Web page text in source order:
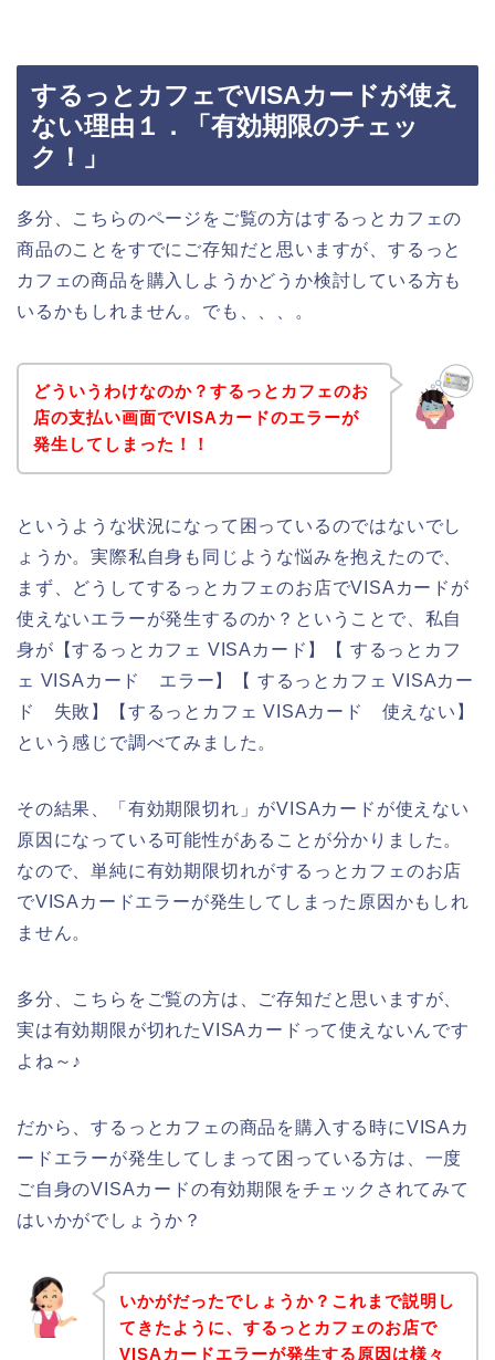
するっとカフェでVISAカードが使え
ない理由１．「有効期限のチェッ
ク！」
多分、こちらのページをご覧の方はするっとカフェの
商品のことをすでにご存知だと思いますが、するっと
カフェの商品を購入しようかどうか検討している方も
いるかもしれません。でも、、、。
どういうわけなのか？するっとカフェのお
店の支払い画面でVISAカードのエラーが
発生してしまった！！
というような状況になって困っているのではないでし
ょうか。実際私自身も同じような悩みを抱えたので、
まず、どうしてするっとカフェのお店でVISAカードが
使えないエラーが発生するのか？ということで、私自
身が【するっとカフェ VISAカード】【 するっとカフ
ェ VISAカード エラー】【 するっとカフェ VISAカー
ド 失敗】【するっとカフェ VISAカード 使えない】
という感じで調べてみました。
その結果、「有効期限切れ」がVISAカードが使えない
原因になっている可能性があることが分かりました。
なので、単純に有効期限切れがするっとカフェのお店
でVISAカードエラーが発生してしまった原因かもしれ
ません。
多分、こちらをご覧の方は、ご存知だと思いますが、
実は有効期限が切れたVISAカードって使えないんです
よね～♪
だから、するっとカフェの商品を購入する時にVISAカ
ードエラーが発生してしまって困っている方は、一度
ご自身のVISAカードの有効期限をチェックされてみて
はいかがでしょうか？
いかがだったでしょうか？これまで説明し
てきたように、するっとカフェのお店で
VISAカードエラーが発生する原因は様々